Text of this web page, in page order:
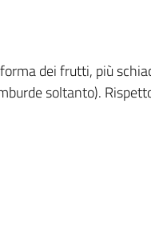
dei frutti, più
soltanto).